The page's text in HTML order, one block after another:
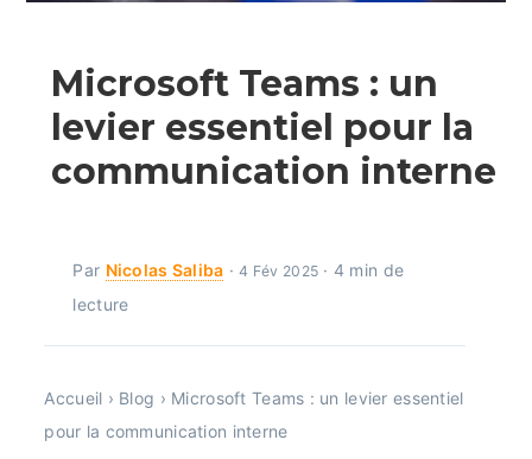
Microsoft Teams : un
levier essentiel pour la
communication interne
Par Nicolas Saliba ·4 Fév 2025 · 4 min de
lecture
Accueil › Blog › Microsoft Teams : un levier essentiel
pour la communication interne